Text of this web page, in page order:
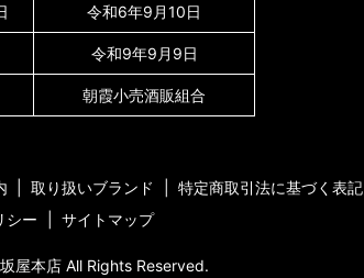
令和6年9月10日
令和9年9月9日
朝霞小売酒販組合
取り扱いブランド 特定商取引法に基づく表記
シー
サイトマップ
屋本店 All Rights Reserved.